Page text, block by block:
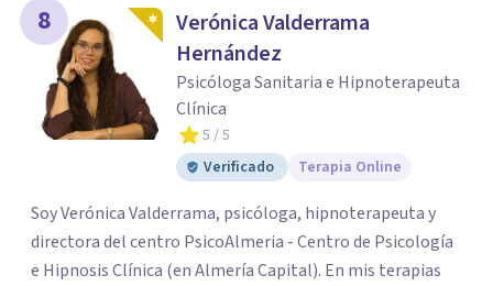
8
Verónica Valderrama
Hernández
Psicóloga Sanitaria e Hipnoterapeuta
Clínica
5 / 5
Verificado
Terapia Online
Soy Verónica Valderrama, psicóloga, hipnoterapeuta y
directora del centro PsicoAlmeria - Centro de Psicología
e Hipnosis Clínica (en Almería Capital). En mis terapias